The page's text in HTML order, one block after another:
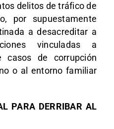
delitos de tráfico de
por supuestamente
a desacreditar a
vinculadas a
casos de corrupción
o al entorno familiar
PARA DERRIBAR AL